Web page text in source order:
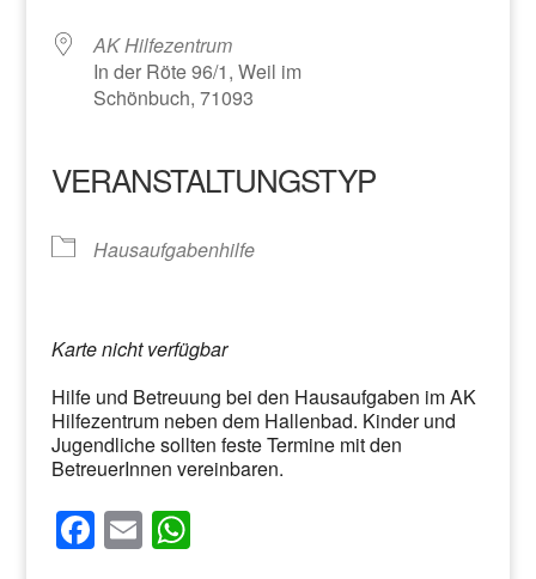
AK Hilfezentrum
In der Röte 96/1, Weil im
Schönbuch, 71093
VERANSTALTUNGSTYP
Hausaufgabenhilfe
Karte nicht verfügbar
Hilfe und Betreuung bei den Hausaufgaben im AK
Hilfezentrum neben dem Hallenbad. Kinder und
Jugendliche sollten feste Termine mit den
BetreuerInnen vereinbaren.
F E W